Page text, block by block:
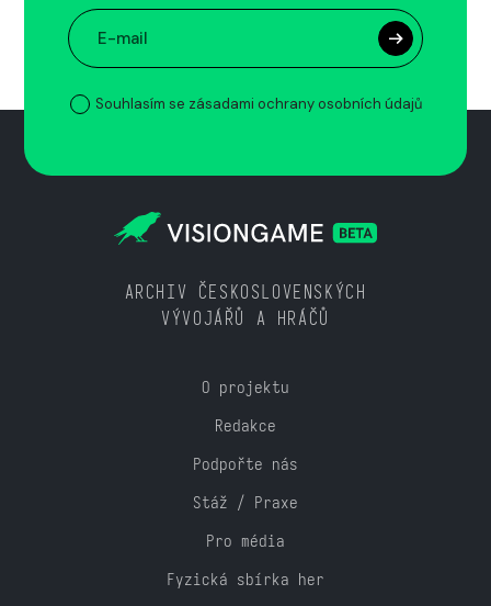
Souhlasím se zásadami ochrany osobních údajů
ARCHIV ČESKOSLOVENSKÝCH
VÝVOJÁŘŮ A HRÁČŮ
O projektu
Redakce
Podpořte nás
Stáž / Praxe
Pro média
Fyzická sbírka her